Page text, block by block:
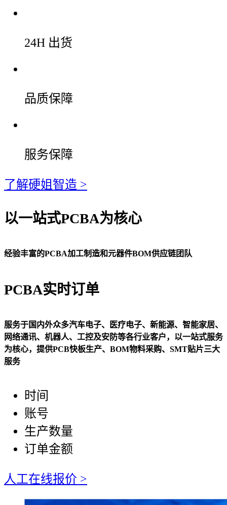
24H 出货
品质保障
服务保障
了解硬姐智造 >
以一站式PCBA为核心
经验丰富的PCBA加工制造和元器件BOM供应链团队
PCBA实时订单
服务于国内外众多汽车电子、医疗电子、新能源、智能家居、
网络通讯、机器人、工控及安防等各行业客户，以一站式服务
为核心，提供PCB快板生产、BOM物料采购、SMT贴片三大
服务
时间
账号
生产数量
订单金额
人工在线报价 >